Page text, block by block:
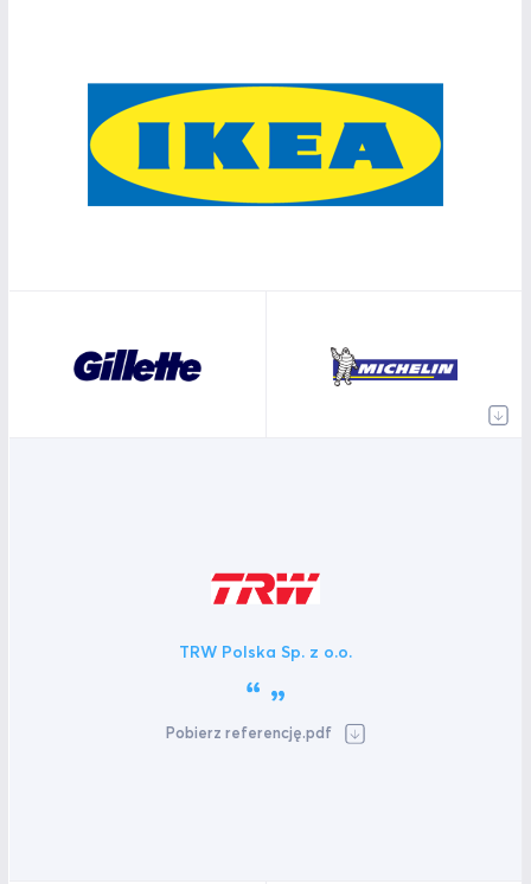
TRW Polska Sp. z o.o.
Pobierz referencję.pdf